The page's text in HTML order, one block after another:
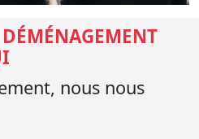
DÉMÉNAGEMENT
nous nous